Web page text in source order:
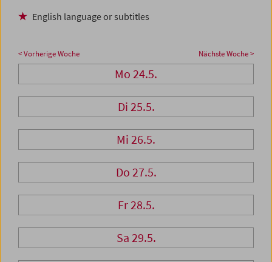
English language or subtitles
< Vorherige Woche Nächste Woche >
Mo 24.5.
Di 25.5.
Mi 26.5.
Do 27.5.
Fr 28.5.
Sa 29.5.